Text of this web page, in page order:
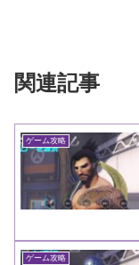
関連記事
ゲーム攻略
ゲーム攻略